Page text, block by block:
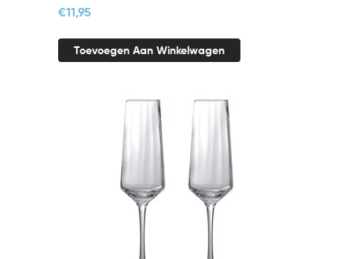
€11,95
Toevoegen Aan Winkelwagen